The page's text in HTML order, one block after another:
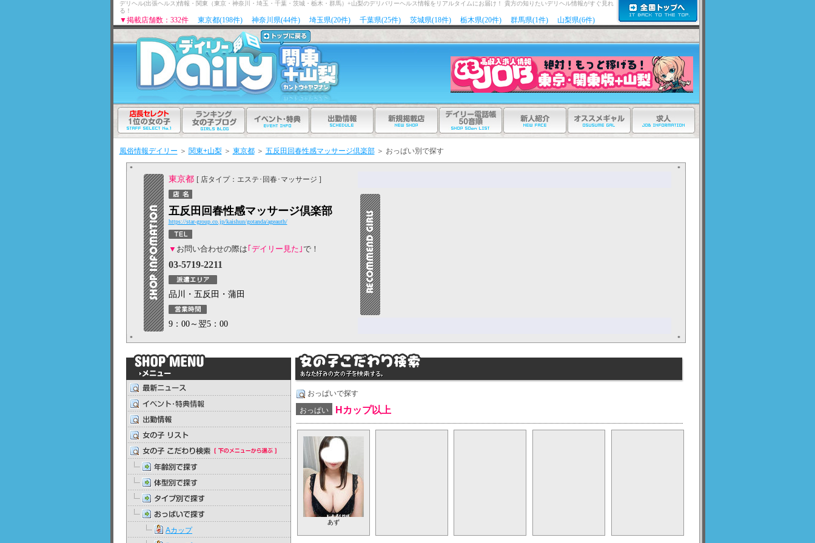
デリヘル(出張ヘルス)情報・関東（東京・神奈川・埼玉・千葉・茨城・栃木・群馬）+山梨のデリバリーヘルス情報をリアルタイムにお届け！ 貴方の知りたいデリヘル情報がすぐ見れ
る！
▼掲載店舗数：332件 東京都(198件) 神奈川県(44件) 埼玉県(20件) 千葉県(25件) 茨城県(18件) 栃木県(20件) 群馬県(1件) 山梨県(6件)
風俗情報デイリー ＞ 関東+山梨 ＞ 東京都 ＞ 五反田回春性感マッサージ倶楽部 ＞ おっぱい別で探す
東京都 [ 店タイプ：エステ･回春･マッサージ ]
五反田回春性感マッサージ倶楽部
https://star-group.co.jp/kaishun/gotanda/ageauth/
▼ お問い合わせの際は｢デイリー見た｣で！
03-5719-2211
品川・五反田・蒲田
9：00～翌5：00
Aカップ
おっぱいで探す
おっぱい
Hカップ以上
あず